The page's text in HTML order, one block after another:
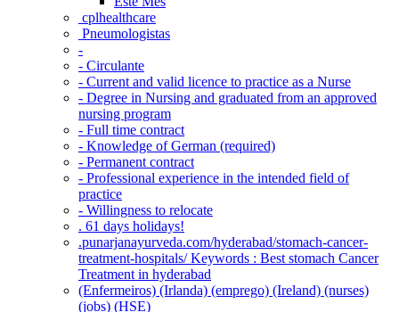
‎ cplhealthcare‬
Pneumologistas
-
- Circulante
- Current and valid licence to practice as a Nurse
- Degree in Nursing and graduated from an approved
nursing program
- Full time contract
- Knowledge of German (required)
- Permanent contract
- Professional experience in the intended field of
practice
- Willingness to relocate
. 61 days holidays!
.punarjanayurveda.com/hyderabad/stomach-cancer-
treatment-hospitals/ Keywords : Best stomach Cancer
Treatment in hyderabad
(Enfermeiros) (Irlanda) (emprego) (Ireland) (nurses)
(jobs) (HSE)